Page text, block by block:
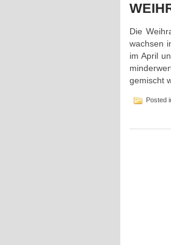
Die
wachsen
im April
gemischt
Posted